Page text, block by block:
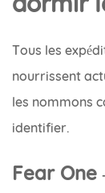
Tous les
nourrissent
les nommons
identifier.
Fear One